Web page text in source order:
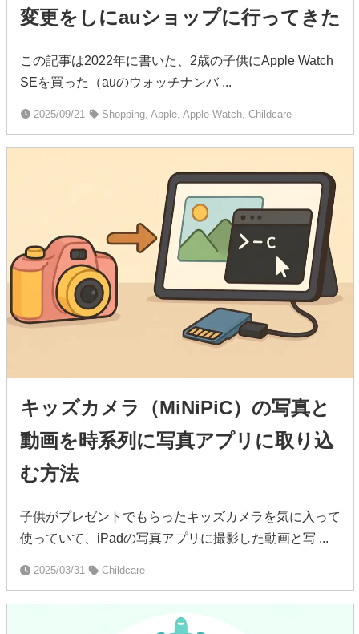
変更をしにauショップに行ってきた
この記事は2022年に書いた、2歳の子供にApple Watch
SEを買った（auのウォッチナンバ ...
2025/09/21 Shopping, Apple, Apple Watch, Childcare
キッズカメラ（MiNiPiC）の写真と
動画を時系列に写真アプリに取り込
む方法
子供がプレゼントでもらったキッズカメラを気に入って
使っていて、iPadの写真アプリに撮影した動画と写 ...
2025/03/31 Childcare